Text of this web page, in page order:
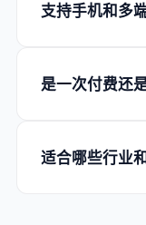
支持手机和多
是一次付费还
适合哪些行业